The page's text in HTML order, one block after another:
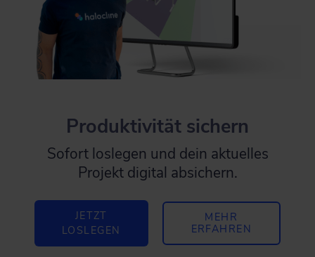
Produktivität sichern
Sofort loslegen und dein aktuelles
Projekt digital absichern.
JETZT
LOSLEGEN
MEHR
ERFAHREN